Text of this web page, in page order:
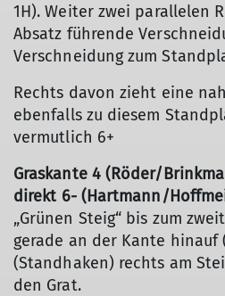
1H). Weiter zwei parallelen
Absatz führende
Verschneidung zum
Rechts davon zieht eine
ebenfalls zu diesem
vermutlich 6+
Graskante 4 (Röder/
direkt 6- (Hartmann/
„Grünen Steig“ bis zum
gerade an der Kante hinauf
(Standhaken) rechts am
den Grat.